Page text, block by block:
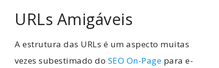
URLs Amigáveis
A estrutura das URLs é um aspecto muitas
vezes subestimado do SEO On-Page para e-